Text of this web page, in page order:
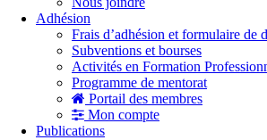
Adhésion
Frais d’adhésion et formulaire de
Subventions et bourses
Activités en Formation
Programme de mentorat
Portail des membres
Mon compte
Publications